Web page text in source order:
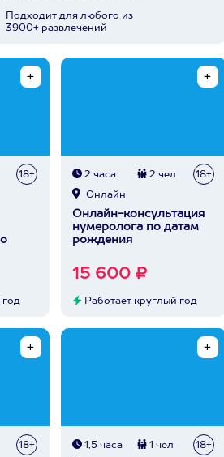
Подходит для любого из
3900+ развлечений
18+
год
2 часа 2 чел 18+
Онлайн
Онлайн-консультация
нумеролога по датам
рождения
15 600 ₽
Работает круглый год
18+ 1,5 часа 1 чел 18+